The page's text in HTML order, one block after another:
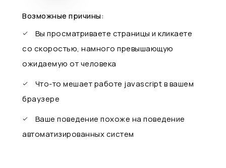
Возможные причины:
Вы просматриваете страницы и кликаете
со скоростью, намного превышающую
ожидаемую от человека
Что-то мешает работе javascript в вашем
браузере
Ваше поведение похоже на поведение
автоматизированных систем